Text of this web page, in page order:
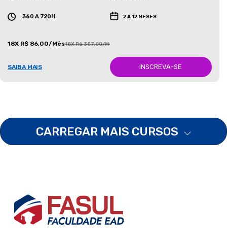
360 A 720H 2 A 12 MESES
18X R$ 86,00/Mês18X R$ 387,00/Mês
SAIBA MAIS INSCREVA-SE
CARREGAR MAIS CURSOS